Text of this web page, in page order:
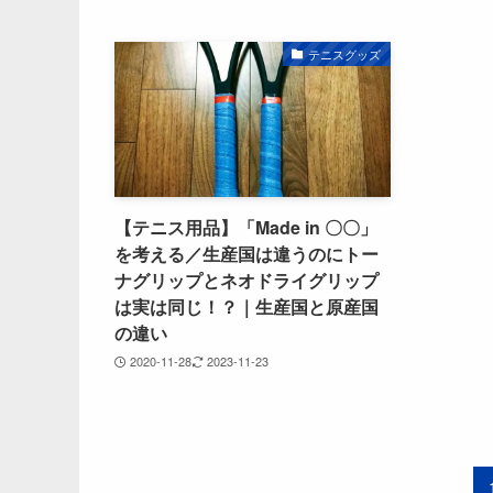
テニスグッズ
【テニス用品】「Made in 〇〇」
を考える／生産国は違うのにトー
ナグリップとネオドライグリップ
は実は同じ！？｜生産国と原産国
の違い
2020-11-28 2023-11-23
1